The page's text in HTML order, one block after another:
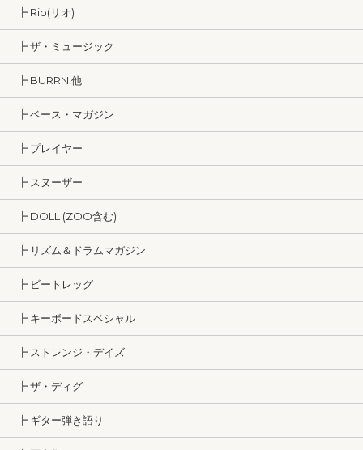
┣ Rio(リオ)
┣ ザ・ミュージック
┣ BURRN!他
┣ ベース・マガジン
┣ プレイヤー
┣ スヌーザー
┣ DOLL (ZOO含む)
┣ リズム＆ドラムマガジン
┣ ビートレッグ
┣ キーボードスペシャル
┣ ストレンジ・デイズ
┣ ザ・ディグ
┣ ギター弾き語り